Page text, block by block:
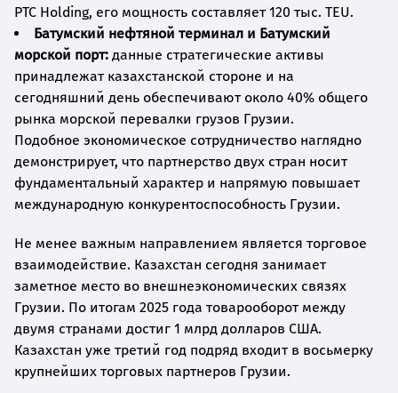
PTC Holding, его мощность составляет 120 тыс. TEU.
Батумский нефтяной терминал и Батумский
морской порт: данные стратегические активы
принадлежат казахстанской стороне и на
сегодняшний день обеспечивают около 40% общего
рынка морской перевалки грузов Грузии.
Подобное экономическое сотрудничество наглядно
демонстрирует, что партнерство двух стран носит
фундаментальный характер и напрямую повышает
международную конкурентоспособность Грузии.
Не менее важным направлением является торговое
взаимодействие. Казахстан сегодня занимает
заметное место во внешнеэкономических связях
Грузии. По итогам 2025 года товарооборот между
двумя странами достиг 1 млрд долларов США.
Казахстан уже третий год подряд входит в восьмерку
крупнейших торговых партнеров Грузии.